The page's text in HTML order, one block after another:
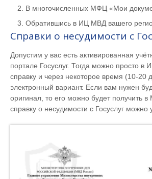
В многочисленных МФЦ «Мои
Обратившись в ИЦ МВД вашего
Справки о несудимости с
Допустим у вас есть активированная
портале Госуслуг. Тогда можно просто в
справку и через некоторое время (10-
электронный вариант. Если вам нужен
оригинал, то его можно будет получить
справку о несудимости с Госуслуг можно